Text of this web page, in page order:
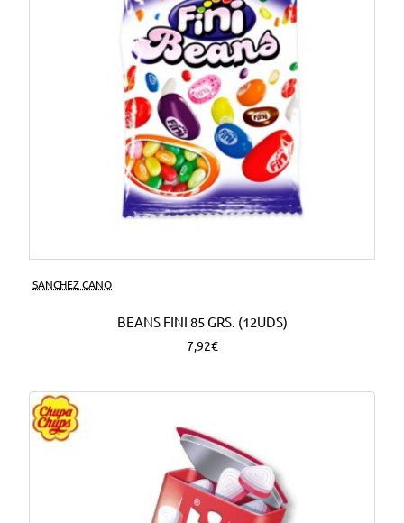
SANCHEZ CANO
BEANS FINI 85 GRS. (12UDS)
7,92€